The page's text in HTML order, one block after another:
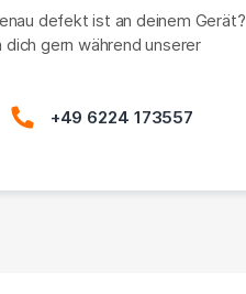
defekt ist an deinem Gerät?
gern während unserer
+49 6224 173557